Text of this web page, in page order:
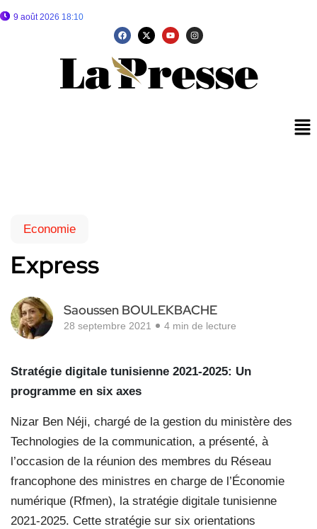
9 août 2026 18:10
Economie
Express
Saoussen BOULEKBACHE
28 septembre 2021 4 min de lecture
Stratégie digitale tunisienne 2021-2025: Un
programme en six axes
Nizar Ben Néji, chargé de la gestion du ministère des
Technologies de la communication, a présenté, à
l’occasion de la réunion des membres du Réseau
francophone des ministres en charge de l’Économie
numérique (Rfmen), la stratégie digitale tunisienne
2021-2025. Cette stratégie sur six orientations